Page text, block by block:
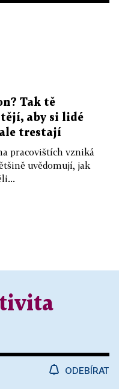
Tak tě
aby si lidé
trestají
pracovištích vzniká
uvědomují, jak
ODEBÍRAT